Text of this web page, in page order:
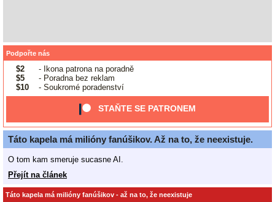
Podpořte nás
$2
- Ikona patrona na poradně
$5
- Poradna bez reklam
$10
- Soukromé poradenství
STAŇTE SE PATRONEM
Táto kapela má milióny fanúšikov. Až na to, že neexistuje.
O tom kam smeruje sucasne AI.
Přejít na článek
Táto kapela má milióny fanúšikov - až na to, že neexistuje